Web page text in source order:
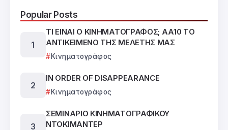
Popular Posts
ΤΙ ΕΙΝΑΙ Ο ΚΙΝΗΜΑΤΟΓΡΑΦΟΣ; ΑΑ10 ΤΟ
ΑΝΤΙΚΕΙΜΕΝΟ ΤΗΣ ΜΕΛΕΤΗΣ ΜΑΣ
Κινηματογράφος
IN ORDER OF DISAPPEARANCE
Κινηματογράφος
ΣΕΜΙΝΑΡΙΟ ΚΙΝΗΜΑΤΟΓΡΑΦΙΚΟΥ
ΝΤΟΚΙΜΑΝΤΕΡ